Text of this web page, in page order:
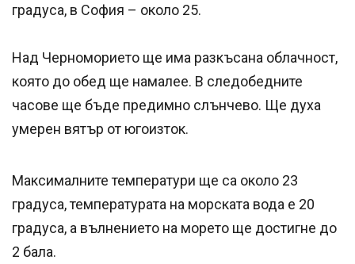
градуса, в София – около 25.
Над Черноморието ще има разкъсана облачност,
която до обед ще намалее. В следобедните
часове ще бъде предимно слънчево. Ще духа
умерен вятър от югоизток.
Максималните температури ще са около 23
градуса, температурата на морската вода е 20
градуса, а вълнението на морето ще достигне до
2 бала.